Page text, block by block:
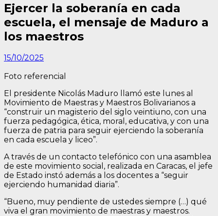
Ejercer la soberanía en cada
escuela, el mensaje de Maduro a
los maestros
15/10/2025
Foto referencial
El presidente Nicolás Maduro llamó este lunes al
Movimiento de Maestras y Maestros Bolivarianos a
“construir un magisterio del siglo veintiuno, con una
fuerza pedagógica, ética, moral, educativa, y con una
fuerza de patria para seguir ejerciendo la soberanía
en cada escuela y liceo”.
A través de un contacto telefónico con una asamblea
de este movimiento social, realizada en Caracas, el jefe
de Estado instó además a los docentes a “seguir
ejerciendo humanidad diaria”.
“Bueno, muy pendiente de ustedes siempre (…) qué
viva el gran movimiento de maestras y maestros.